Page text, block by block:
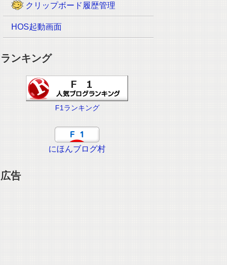
クリップボード履歴管理
HOS起動画面
ランキング
F1ランキング
にほんブログ村
広告